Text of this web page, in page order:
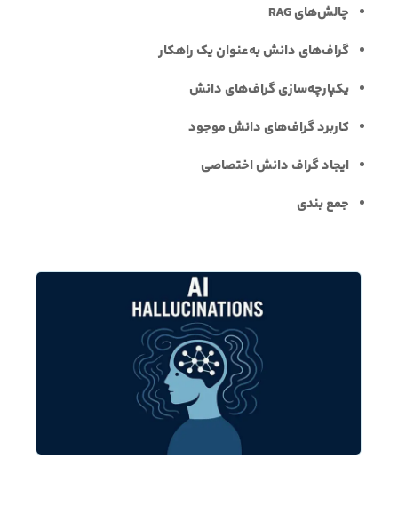
چالش‌های RAG
گراف‌های دانش به‌عنوان یک راهکار
یکپارچه‌سازی گراف‌های دانش
کاربرد گراف‌های دانش موجود
ایجاد گراف دانش اختصاصی
جمع بندی